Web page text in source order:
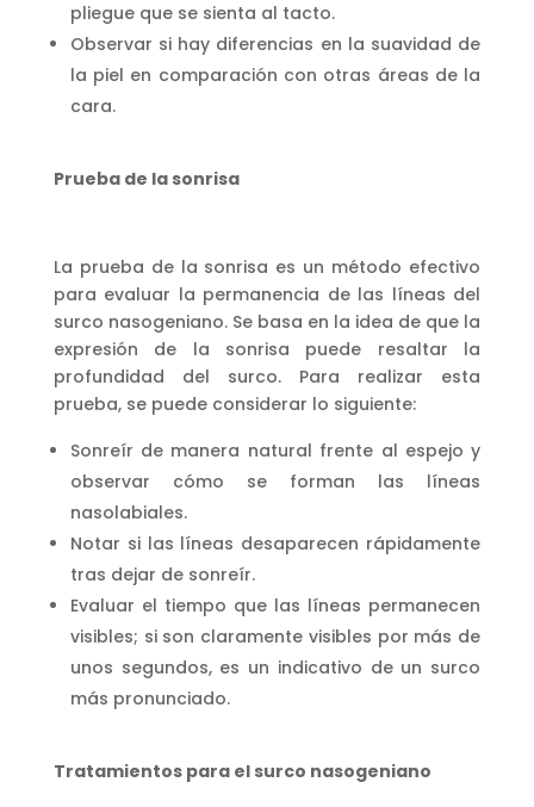
pliegue que se sienta al tacto.
Observar si hay diferencias en la suavidad de
la piel en comparación con otras áreas de la
cara.
Prueba de la sonrisa
La prueba de la sonrisa es un método efectivo
para evaluar la permanencia de las líneas del
surco nasogeniano. Se basa en la idea de que la
expresión de la sonrisa puede resaltar la
profundidad del surco. Para realizar esta
prueba, se puede considerar lo siguiente:
Sonreír de manera natural frente al espejo y
observar cómo se forman las líneas
nasolabiales.
Notar si las líneas desaparecen rápidamente
tras dejar de sonreír.
Evaluar el tiempo que las líneas permanecen
visibles; si son claramente visibles por más de
unos segundos, es un indicativo de un surco
más pronunciado.
Tratamientos para el surco nasogeniano